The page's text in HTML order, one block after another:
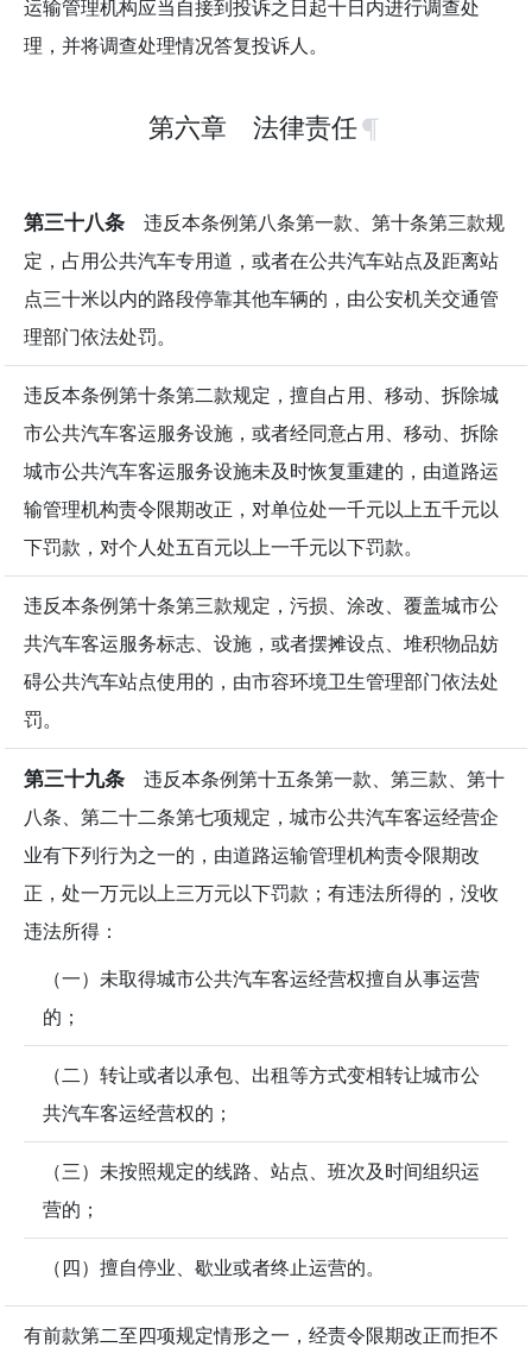
运输管理机构应当自接到投诉之日起十日内进行调查处
理，并将调查处理情况答复投诉人。
第六章 法律责任
第三十八条 违反本条例第八条第一款、第十条第三款规
定，占用公共汽车专用道，或者在公共汽车站点及距离站
点三十米以内的路段停靠其他车辆的，由公安机关交通管
理部门依法处罚。
违反本条例第十条第二款规定，擅自占用、移动、拆除城
市公共汽车客运服务设施，或者经同意占用、移动、拆除
城市公共汽车客运服务设施未及时恢复重建的，由道路运
输管理机构责令限期改正，对单位处一千元以上五千元以
下罚款，对个人处五百元以上一千元以下罚款。
违反本条例第十条第三款规定，污损、涂改、覆盖城市公
共汽车客运服务标志、设施，或者摆摊设点、堆积物品妨
碍公共汽车站点使用的，由市容环境卫生管理部门依法处
罚。
第三十九条 违反本条例第十五条第一款、第三款、第十
八条、第二十二条第七项规定，城市公共汽车客运经营企
业有下列行为之一的，由道路运输管理机构责令限期改
正，处一万元以上三万元以下罚款；有违法所得的，没收
违法所得：
（一）未取得城市公共汽车客运经营权擅自从事运营
的；
（二）转让或者以承包、出租等方式变相转让城市公
共汽车客运经营权的；
（三）未按照规定的线路、站点、班次及时间组织运
营的；
（四）擅自停业、歇业或者终止运营的。
有前款第二至四项规定情形之一，经责令限期改正而拒不